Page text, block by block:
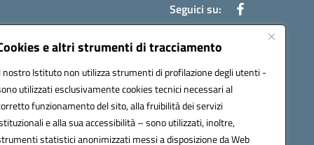
e altri strumenti di tracciamento
nostro Istituto non utilizza strumenti di profilazione degli utenti -
utilizzati esclusivamente cookies tecnici necessari al
funzionamento del sito, alla fruibilità dei servizi
e alla sua accessibilità – sono utilizzati, inoltre,
statistici anonimizzati messi a disposizione da Web
Seguici su: